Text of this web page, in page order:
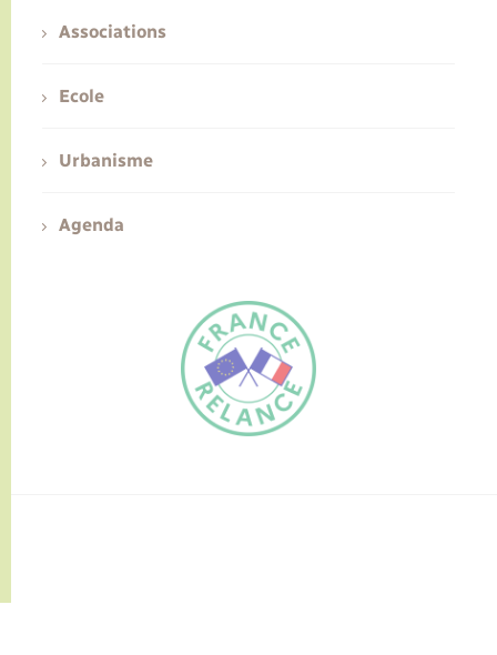
FR
Associations
Ecole
Urbanisme
Agenda